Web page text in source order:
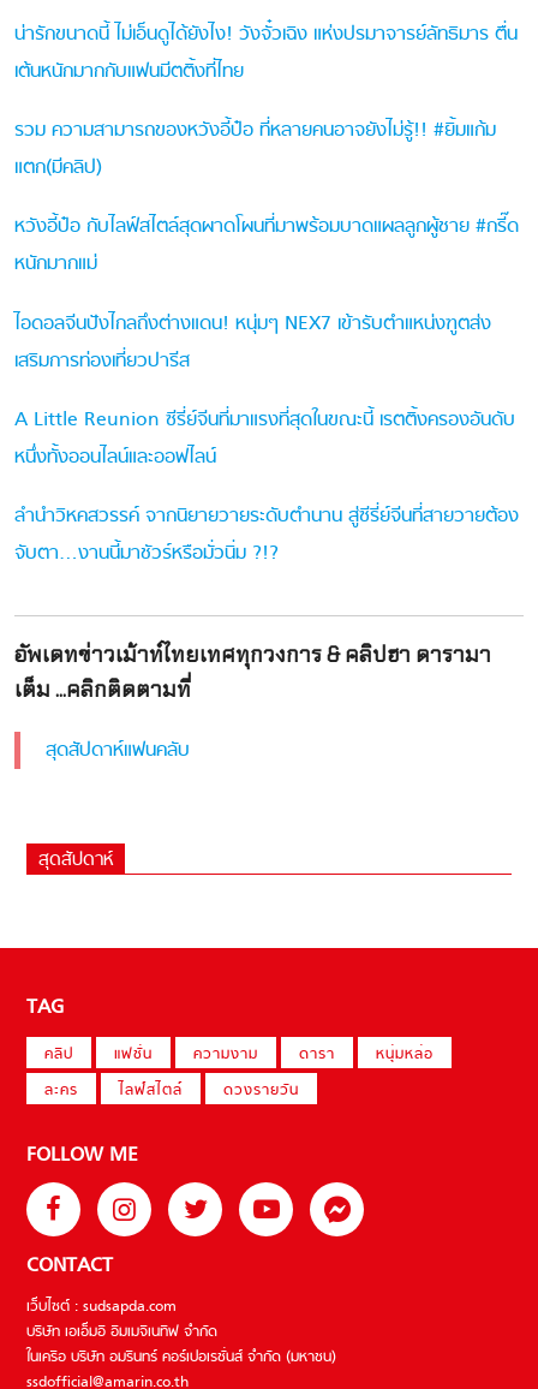
น่ารักขนาดนี้ ไม่เอ็นดูได้ยังไง! วังจั๋วเฉิง แห่งปรมาจารย์ลัทธิมาร ตื่น
เต้นหนักมากกับแฟนมีตติ้งที่ไทย
รวม ความสามารถของหวังอี้ป๋อ ที่หลายคนอาจยังไม่รู้!! #ยิ้มแก้ม
แตก(มีคลิป)
หวังอี้ป๋อ กับไลฟ์สไตล์สุดผาดโผนที่มาพร้อมบาดแผลลูกผู้ชาย #กรี๊ด
หนักมากแม่
ไอดอลจีนปังไกลถึงต่างแดน! หนุ่มๆ NEX7 เข้ารับตำแหน่งฑูตส่ง
เสริมการท่องเที่ยวปารีส
A Little Reunion ซีรี่ย์จีนที่มาแรงที่สุดในขณะนี้ เรตติ้งครองอันดับ
หนึ่งทั้งออนไลน์และออฟไลน์
ลำนำวิหคสวรรค์ จากนิยายวายระดับตำนาน สู่ซีรี่ย์จีนที่สายวายต้อง
จับตา…งานนี้มาชัวร์หรือมั่วนิ่ม ?!?
อัพเดทข่าวเม้าท์ไทยเทศทุกวงการ & คลิปฮา ดารามา
เต็ม ...คลิกติดตามที่
สุดสัปดาห์แฟนคลับ
สุดสัปดาห์
TAG
คลิป แฟชั่น ความงาม ดารา
หนุ่มหล่อ
ละคร
ไลฟ์สไตล์ ดวงรายวัน
FOLLOW ME
CONTACT
เว็บไซต์ : sudsapda.com
บริษัท เอเอ็มอี อิมเมจิเนทีฟ จำกัด
ในเครือ บริษัท อมรินทร์ คอร์เปอเรชั่นส์ จำกัด (มหาชน)
ssdofficial@amarin.co.th